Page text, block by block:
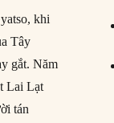
khi
Tây
gắt. Năm
Lai Lạt
tán